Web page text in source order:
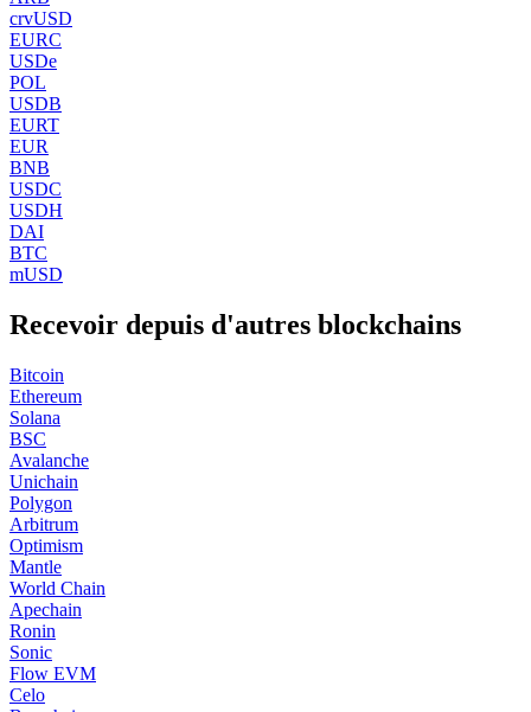
crvUSD
EURC
USDe
POL
USDB
EURT
EUR
BNB
USDC
USDH
DAI
BTC
mUSD
Recevoir depuis d'autres blockchains
Bitcoin
Ethereum
Solana
BSC
Avalanche
Unichain
Polygon
Arbitrum
Optimism
Mantle
World Chain
Apechain
Ronin
Sonic
Flow EVM
Celo